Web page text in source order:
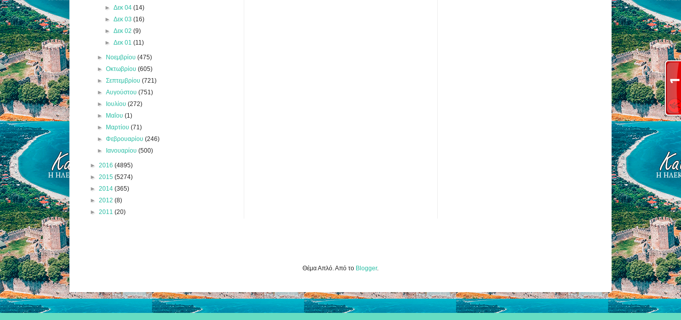
► Δεκ 04 (14)
► Δεκ 03 (16)
► Δεκ 02 (9)
► Δεκ 01 (11)
► Νοεμβρίου(475)
►Οκτωβρίου(605)
►Σεπτεμβρίου(721)
►Αυγούστου(751)
► Ιουλίου(272)
► Μαΐου(1)
► Μαρτίου(71)
►Φεβρουαρίου(246)
► Ιανουαρίου(500)
► 2016 (4895)
► 2015 (5274)
► 2014 (365)
► 2012 (8)
► 2011 (20)
Θέμα Απλό. Από το Blogger.